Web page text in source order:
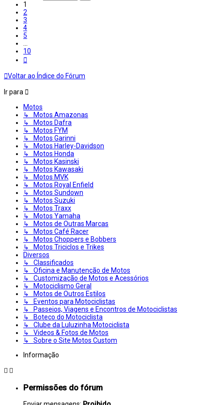
1
2
3
4
5
10
Voltar ao Índice do Fórum
Ir para
Motos
↳ Motos Amazonas
↳ Motos Dafra
↳ Motos FYM
↳ Motos Garinni
↳ Motos Harley-Davidson
↳ Motos Honda
↳ Motos Kasinski
↳ Motos Kawasaki
↳ Motos MVK
↳ Motos Royal Enfield
↳ Motos Sundown
↳ Motos Suzuki
↳ Motos Traxx
↳ Motos Yamaha
↳ Motos de Outras Marcas
↳ Motos Café Racer
↳ Motos Choppers e Bobbers
↳ Motos Triciclos e Trikes
Diversos
↳ Classificados
↳ Oficina e Manutenção de Motos
↳ Customização de Motos e Acessórios
↳ Motociclismo Geral
↳ Motos de Outros Estilos
↳ Eventos para Motociclistas
↳ Passeios, Viagens e Encontros de Motociclistas
↳ Boteco do Motociclista
↳ Clube da Luluzinha Motociclista
↳ Videos & Fotos de Motos
↳ Sobre o Site Motos Custom
Informação
Permissões do fórum